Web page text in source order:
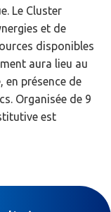
Le Cluster
et de
disponibles
aura lieu au
en présence de
Organisée de 9
est